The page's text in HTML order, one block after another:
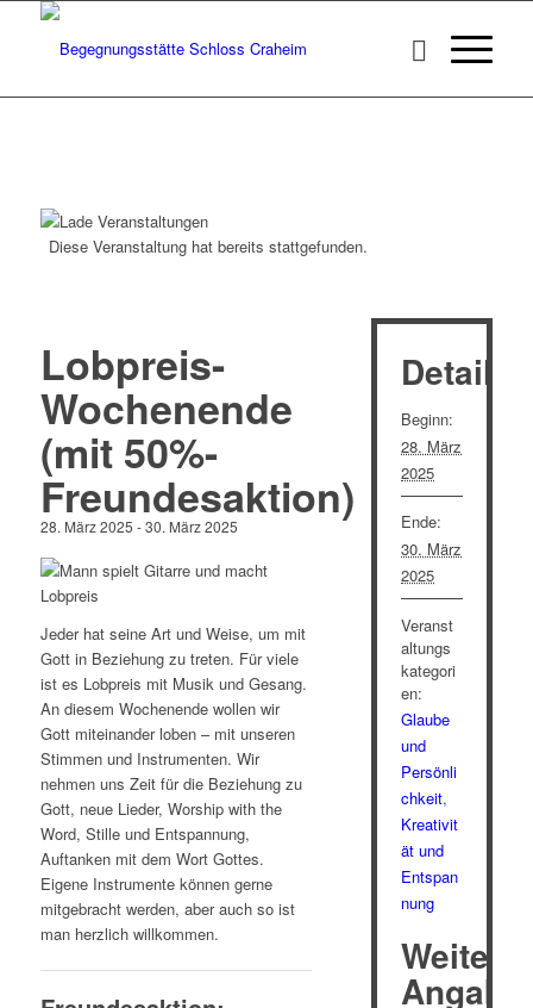
Diese Veranstaltung hat bereits stattgefunden.
Lobpreis-
Wochenende
(mit 50%-
Freundesaktion)
28. März 2025 -30. März 2025
Jeder hat seine Art und Weise, um mit
Gott in Beziehung zu treten. Für viele
ist es Lobpreis mit Musik und Gesang.
An diesem Wochenende wollen wir
Gott miteinander loben – mit unseren
Stimmen und Instrumenten. Wir
nehmen uns Zeit für die Beziehung zu
Gott, neue Lieder, Worship with the
Word, Stille und Entspannung,
Auftanken mit dem Wort Gottes.
Eigene Instrumente können gerne
mitgebracht werden, aber auch so ist
man herzlich willkommen.
Details
Beginn:
28. März
2025
Ende:
30. März
2025
Veranst
altungs
kategori
en:
Glaube
und
Persönli
chkeit,
Kreativit
ät und
Entspan
nung
Weitere